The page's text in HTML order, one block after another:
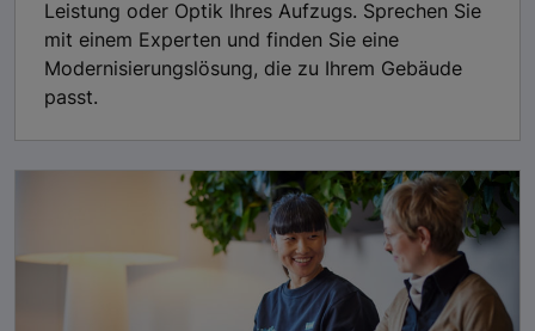
Leistung oder Optik Ihres Aufzugs. Sprechen Sie
mit einem Experten und finden Sie eine
Modernisierungslösung, die zu Ihrem Gebäude
passt.